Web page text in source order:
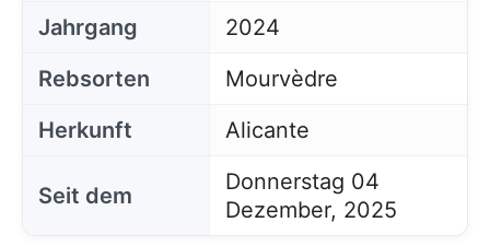
Jahrgang
2024
Rebsorten
Mourvèdre
Herkunft
Alicante
Seit dem
Donnerstag 04
Dezember, 2025